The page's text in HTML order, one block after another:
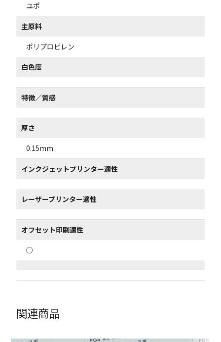
ユポ
主原料
ポリプロピレン
白色度
特徴／質感
厚さ
0.15mm
インクジェットプリンター適性
レーザープリンター適性
オフセット印刷適性
○
関連商品